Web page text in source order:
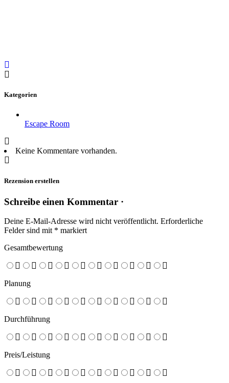
Kategorien
Escape Room
Keine Kommentare vorhanden.
Rezension erstellen
Schreibe einen Kommentar ·
Deine E-Mail-Adresse wird nicht veröffentlicht. Erforderliche
Felder sind mit * markiert
Gesamtbewertung
Planung
Durchführung
Preis/Leistung